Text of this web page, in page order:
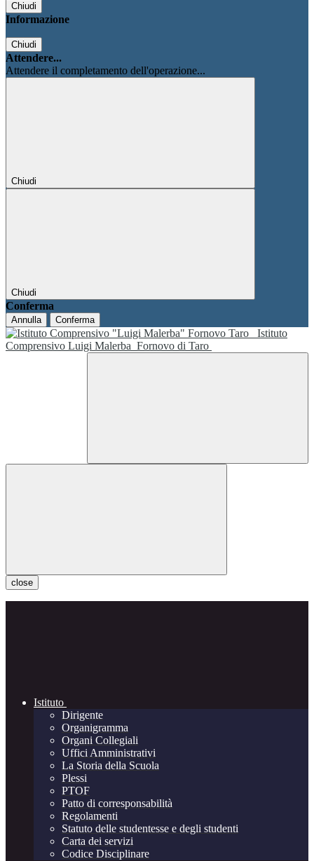
Chiudi
Informazione
Chiudi
Attendere...
Attendere il completamento dell'operazione...
Chiudi
Chiudi
Conferma
Annulla Conferma
Istituto
Comprensivo Luigi Malerba Fornovo di Taro
close
Istituto
Dirigente
Organigramma
Organi Collegiali
Uffici Amministrativi
La Storia della Scuola
Plessi
PTOF
Patto di corresponsabilità
Regolamenti
Statuto delle studentesse e degli studenti
Carta dei servizi
Codice Disciplinare